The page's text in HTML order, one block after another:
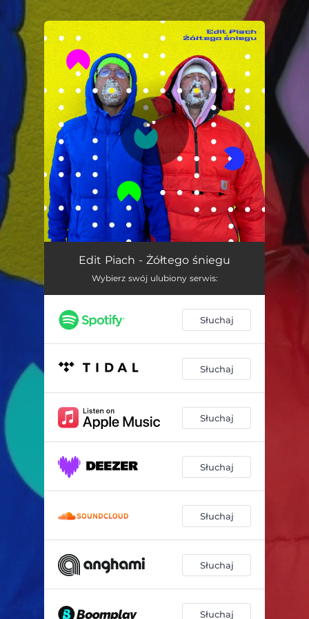
You're all set!
Żółtego śniegu 03:09
Edit Piach - Żółtego śniegu
Wybierz swój ulubiony serwis:
Słuchaj
Słuchaj
Słuchaj
Słuchaj
Słuchaj
Słuchaj
Słuchaj